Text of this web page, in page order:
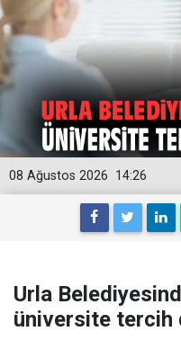
14:26
08 Ağustos 2026
Urla
üniversite tercih